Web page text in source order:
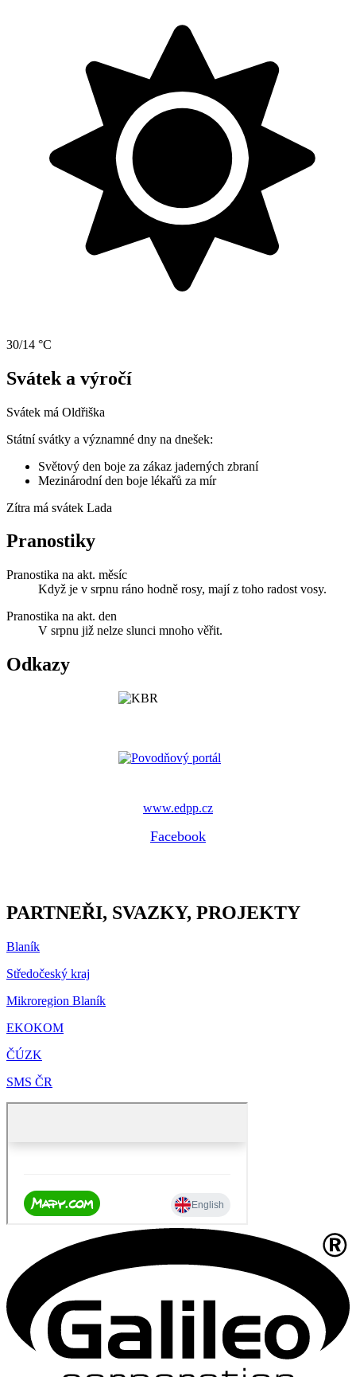
30/14 °C
Svátek a výročí
Svátek má Oldřiška
Státní svátky a významné dny na dnešek:
Světový den boje za zákaz jaderných zbraní
Mezinárodní den boje lékařů za mír
Zítra má svátek Lada
Pranostiky
Pranostika na akt. měsíc
Když je v srpnu ráno hodně rosy, mají z toho radost vosy.
Pranostika na akt. den
V srpnu již nelze slunci mnoho věřit.
Odkazy
www.edpp.cz
Facebook
PARTNEŘI, SVAZKY, PROJEKTY
Blaník
Středočeský kraj
Mikroregion Blaník
EKOKOM
ČÚZK
SMS ČR